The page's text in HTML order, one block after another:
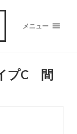
メニュー
プC 間